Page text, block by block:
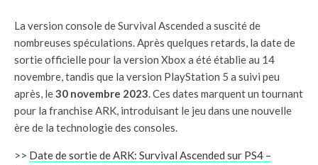
La version console de Survival Ascended a suscité de
nombreuses spéculations. Après quelques retards, la date de
sortie officielle pour la version Xbox a été établie au 14
novembre, tandis que la version PlayStation 5 a suivi peu
après, le30 novembre 2023. Ces dates marquent un tournant
pour la franchise ARK, introduisant le jeu dans une nouvelle
ère de la technologie des consoles.
>> Date de sortie de ARK: Survival Ascended sur PS4 –